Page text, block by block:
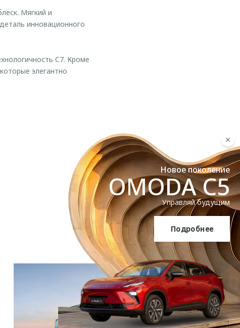
OMODA C5
Новое поколение
OMODA C5
Управляй будущим
Подробнее
Мягкий и
инновационного
C7. Кроме
элегантно